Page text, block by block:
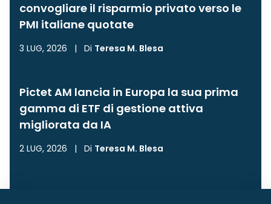
convogliare il risparmio privato verso le
PMI italiane quotate
3 LUG, 2026 | Di Teresa M. Blesa
Pictet AM lancia in Europa la sua prima
gamma di ETF di gestione attiva
migliorata da IA
2 LUG, 2026 | Di Teresa M. Blesa